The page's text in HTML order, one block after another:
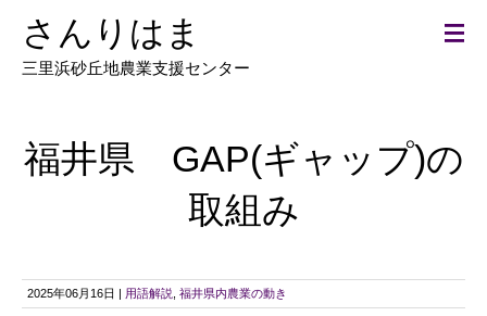
さんりはま
三里浜砂丘地農業支援センター
福井県 GAP(ギャップ)の
取組み
2025年06月16日 | 用語解説 福井県内農業の動き